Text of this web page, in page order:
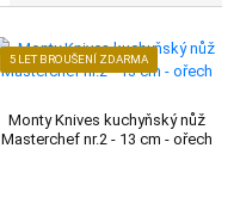
5 LET BROUŠENÍ ZDARMA
Monty Knives kuchyňský nůž
Masterchef nr.2 - 13 cm - ořech